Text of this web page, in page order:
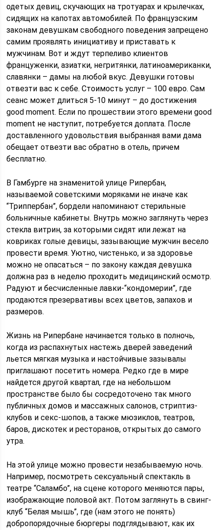
одетых девиц, скучающих на тротуарах и крылечках,
сидящих на капотах автомобилей. По французским
законам девушкам свободного поведения запрещено
самим проявлять инициативу и приставать к
мужчинам. Вот и ждут терпеливо клиентов
француженки, азиатки, негритянки, латиноамериканки,
славянки – дамы на любой вкус. Девушки готовы
отвезти вас к себе. Стоимость услуг – 100 евро. Сам
сеанс может длиться 5-10 минут – до достижения
good moment. Если по прошествии этого времени good
moment не наступит, потребуется доплата. После
доставленного удовольствия выбранная вами дама
обещает отвезти вас обратно в отель, причем
бесплатно.
В Гамбурге на знаменитой улице Рипербан,
называемой советскими моряками не иначе как
“Триппербан”, бордели напоминают стерильные
больничные кабинеты. Внутрь можно заглянуть через
стекла витрин, за которыми сидят или лежат на
ковриках голые девицы, зазывающие мужчин весело
провести время. Уютно, чистенько, и за здоровье
можно не опасаться – по закону каждая девушка
должна раз в неделю проходить медицинский осмотр.
Радуют и бесчисленные лавки-“кондомерии”, где
продаются презервативы всех цветов, запахов и
размеров.
Жизнь на Рипербане начинается только в полночь,
когда из распахнутых настежь дверей заведений
льется мягкая музыка и настойчивые зазывалы
приглашают посетить номера. Редко где в мире
найдется другой квартал, где на небольшом
пространстве было бы сосредоточено так много
публичных домов и массажных салонов, стриптиз-
клубов и секс-шопов, а также мюзиклов, театров,
баров, дискотек и ресторанов, открытых до самого
утра.
На этой улице можно провести незабываемую ночь.
Например, посмотреть сексуальный спектакль в
театре “Саламбо”, на сцене которого меняются пары,
изображающие половой акт. Потом заглянуть в свинг-
клуб “Белая мышь”, где (нам этого не понять)
добропорядочные бюргеры подглядывают, как их